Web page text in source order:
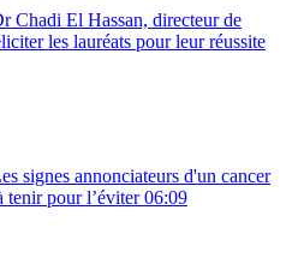
Chadi El Hassan, directeur de
les lauréats pour leur réussite
signes annonciateurs d'un cancer
tenir pour l’éviter 06:09